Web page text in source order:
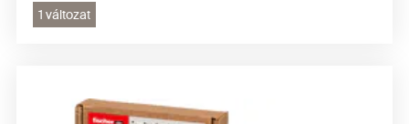
1 változat